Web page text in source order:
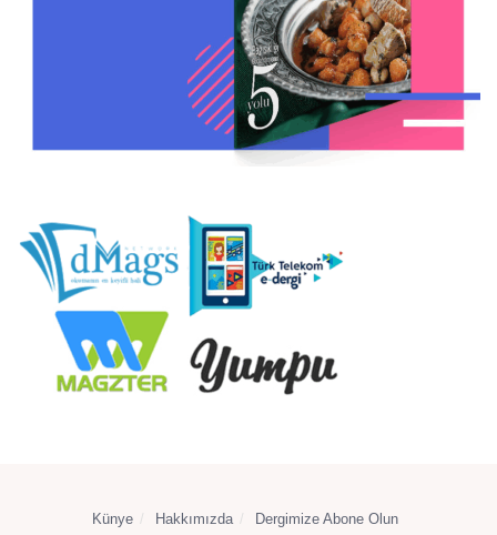
Künye Hakkımızda Dergimize Abone Olun